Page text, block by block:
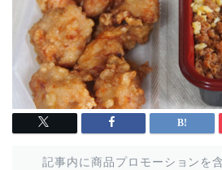
記事内に商品プロモーションを